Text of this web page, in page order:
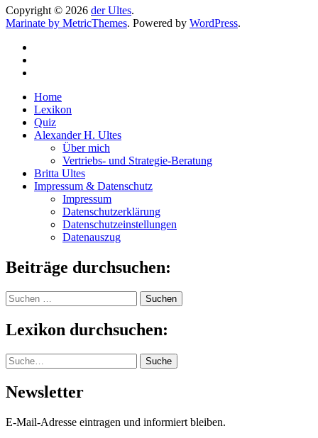
Copyright © 2026 der Ultes.
Marinate by MetricThemes. Powered by WordPress.
Home
Lexikon
Quiz
Alexander H. Ultes
Über mich
Vertriebs- und Strategie-Beratung
Britta Ultes
Impressum & Datenschutz
Impressum
Datenschutzerklärung
Datenschutzeinstellungen
Datenauszug
Beiträge durchsuchen:
Suchen
nach:
Lexikon durchsuchen:
Suche Suche
Newsletter
E-Mail-Adresse eintragen und informiert bleiben.